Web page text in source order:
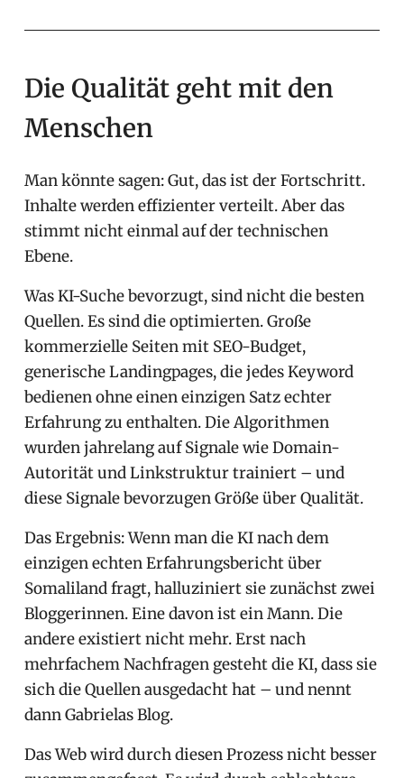
Die Qualität geht mit den
Menschen
Man könnte sagen: Gut, das ist der Fortschritt.
Inhalte werden effizienter verteilt. Aber das
stimmt nicht einmal auf der technischen
Ebene.
Was KI-Suche bevorzugt, sind nicht die besten
Quellen. Es sind die optimierten. Große
kommerzielle Seiten mit SEO-Budget,
generische Landingpages, die jedes Keyword
bedienen ohne einen einzigen Satz echter
Erfahrung zu enthalten. Die Algorithmen
wurden jahrelang auf Signale wie Domain-
Autorität und Linkstruktur trainiert – und
diese Signale bevorzugen Größe über Qualität.
Das Ergebnis: Wenn man die KI nach dem
einzigen echten Erfahrungsbericht über
Somaliland fragt, halluziniert sie zunächst zwei
Bloggerinnen. Eine davon ist ein Mann. Die
andere existiert nicht mehr. Erst nach
mehrfachem Nachfragen gesteht die KI, dass sie
sich die Quellen ausgedacht hat – und nennt
dann Gabrielas Blog.
Das Web wird durch diesen Prozess nicht besser